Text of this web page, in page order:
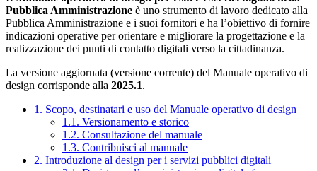
Pubblica Amministrazione è uno strumento di lavoro dedicato alla
Pubblica Amministrazione e i suoi fornitori e ha l’obiettivo di fornire
indicazioni operative per orientare e migliorare la progettazione e la
realizzazione dei punti di contatto digitali verso la cittadinanza.
La versione aggiornata (versione corrente) del Manuale operativo di
design corrisponde alla 2025.1.
1. Scopo, destinatari e uso del Manuale operativo di design
1.1. Versionamento e storico
1.2. Consultazione del manuale
1.3. Contribuisci al manuale
2. Introduzione al design per i servizi pubblici digitali